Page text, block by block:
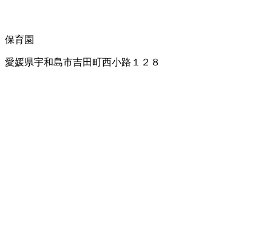
保育園
愛媛県宇和島市吉田町西小路１２８